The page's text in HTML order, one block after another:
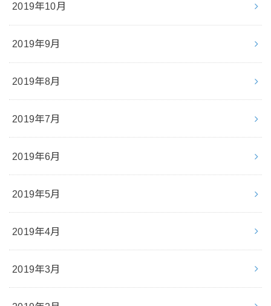
2019年10月
2019年9月
2019年8月
2019年7月
2019年6月
2019年5月
2019年4月
2019年3月